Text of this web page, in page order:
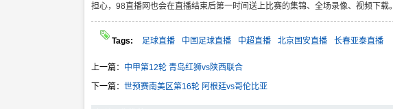
担心，98直播网也会在直播结束后第一时间送上比赛的集锦、全场录像、视频下载。
Tags: 足球直播 中国足球直播 中超直播 北京国安直播 长春亚泰直播
上一篇： 中甲第12轮 青岛红狮vs陕西联合
下一篇： 世预赛南美区第16轮 阿根廷vs哥伦比亚